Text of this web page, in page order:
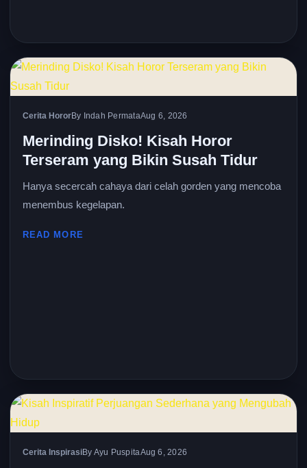
Cerita HororBy Indah PermataAug 6, 2026
Merinding Disko! Kisah Horor
Terseram yang Bikin Susah Tidur
Hanya secercah cahaya dari celah gorden yang mencoba
menembus kegelapan.
READ MORE
Cerita InspirasiBy Ayu PuspitaAug 6, 2026